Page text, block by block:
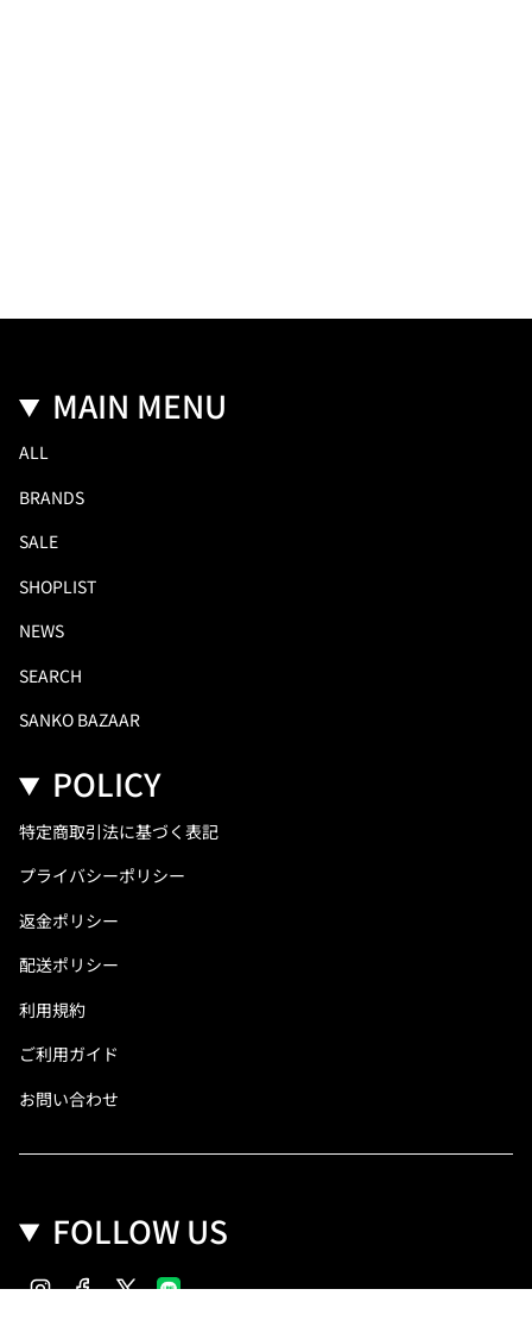
MAIN MENU
ALL
BRANDS
SALE
SHOPLIST
NEWS
SEARCH
SANKO BAZAAR
POLICY
特定商取引法に基づく表記
プライバシーポリシー
返金ポリシー
配送ポリシー
利用規約
ご利用ガイド
お問い合わせ
FOLLOW US
InstagramFacebook
Twitter